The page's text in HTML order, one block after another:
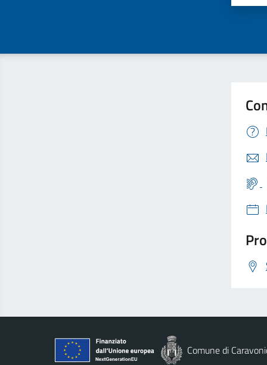
Comune di